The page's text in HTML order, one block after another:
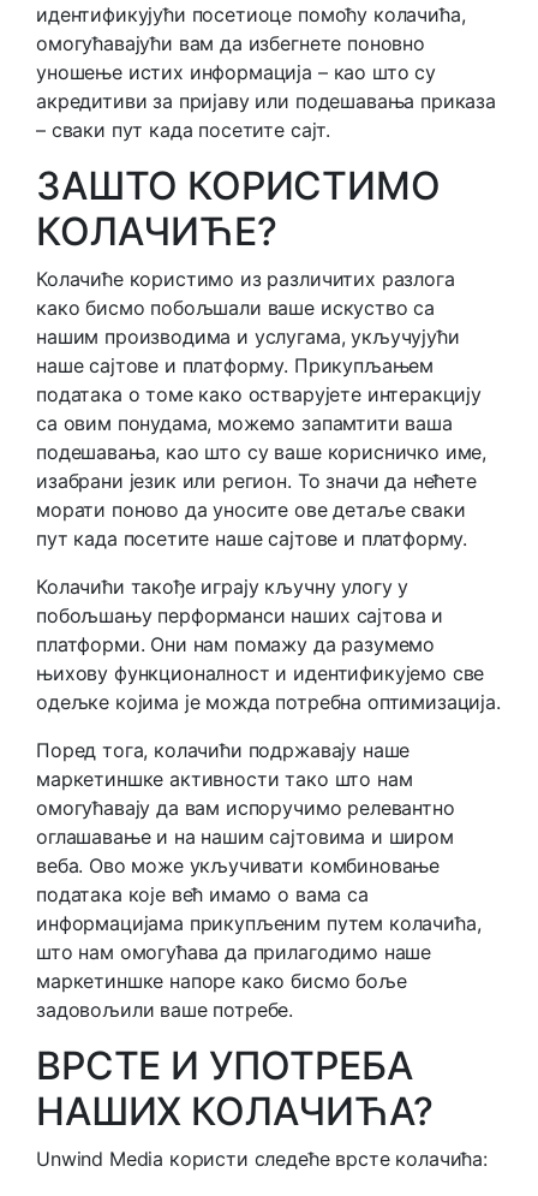
идентификујући посетиоце помоћу колачића,
омогућавајући вам да избегнете поновно
уношење истих информација – као што су
акредитиви за пријаву или подешавања приказа
– сваки пут када посетите сајт.
ЗАШТО КОРИСТИМО
КОЛАЧИЋЕ?
Колачиће користимо из различитих разлога
како бисмо побољшали ваше искуство са
нашим производима и услугама, укључујући
наше сајтове и платформу. Прикупљањем
података о томе како остварујете интеракцију
са овим понудама, можемо запамтити ваша
подешавања, као што су ваше корисничко име,
изабрани језик или регион. То значи да нећете
морати поново да уносите ове детаље сваки
пут када посетите наше сајтове и платформу.
Колачићи такође играју кључну улогу у
побољшању перформанси наших сајтова и
платформи. Они нам помажу да разумемо
њихову функционалност и идентификујемо све
одељке којима је можда потребна оптимизација.
Поред тога, колачићи подржавају наше
маркетиншке активности тако што нам
омогућавају да вам испоручимо релевантно
оглашавање и на нашим сајтовима и широм
веба. Ово може укључивати комбиновање
података које већ имамо о вама са
информацијама прикупљеним путем колачића,
што нам омогућава да прилагодимо наше
маркетиншке напоре како бисмо боље
задовољили ваше потребе.
ВРСТЕ И УПОТРЕБА
НАШИХ КОЛАЧИЋА?
Unwind Media користи следеће врсте колачића: